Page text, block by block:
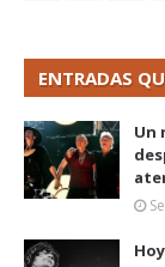
ENTRADAS
Un